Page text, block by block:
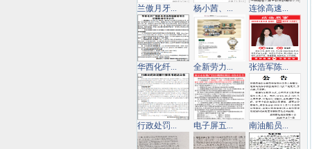
兰傲月牙... 杨小茜、... 连徐高速...
华西化纤... 全新劳力... 张浩军陈...
行政处罚... 电子屏五... 南油船员...